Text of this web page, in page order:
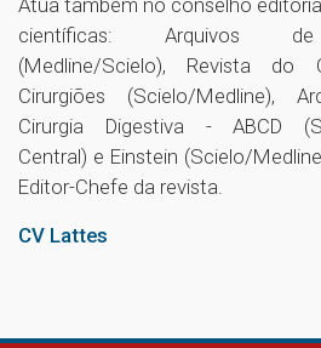
Atua também no conselho
científicas: Arquivos de
(Medline/Scielo), Revista do
Cirurgiões (Scielo/Medline),
Cirurgia Digestiva - ABCD
Central) e Einstein (Scielo/
Editor-Chefe da revista.
CV Lattes